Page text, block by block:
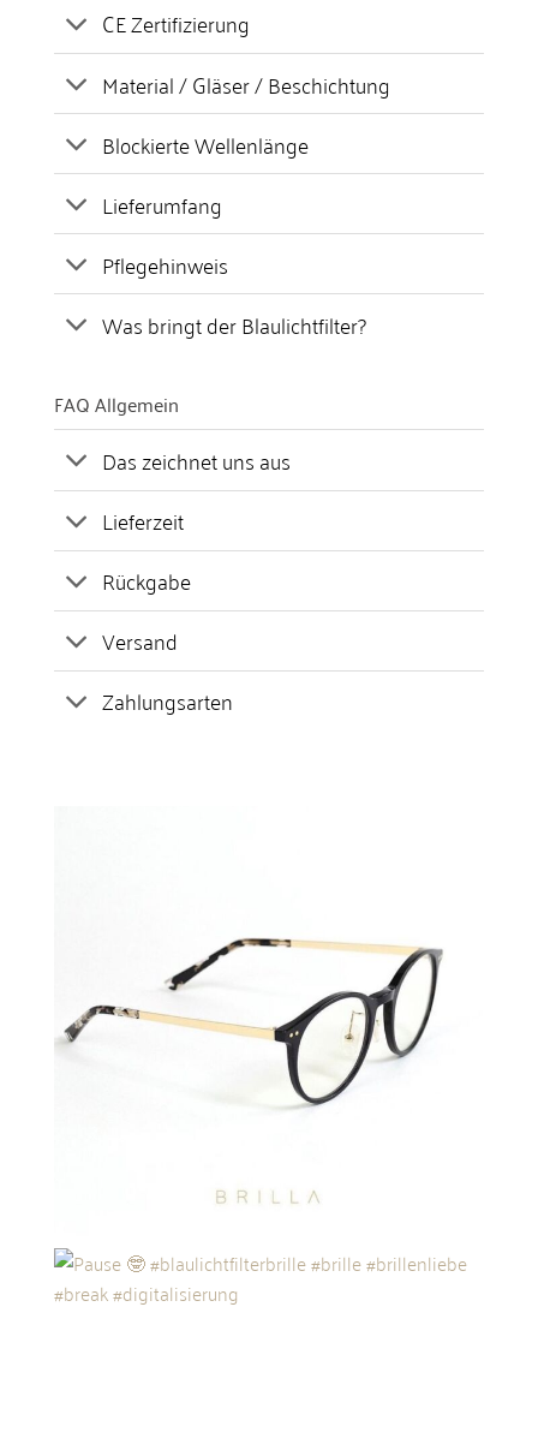
CE Zertifizierung
Material / Gläser / Beschichtung
Blockierte Wellenlänge
Lieferumfang
Pflegehinweis
Was bringt der Blaulichtfilter?
FAQ Allgemein
Das zeichnet uns aus
Lieferzeit
Rückgabe
Versand
Zahlungsarten